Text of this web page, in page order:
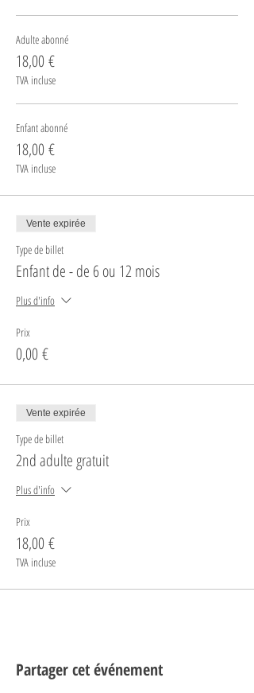
Adulte abonné
18,00 €
TVA incluse
Enfant abonné
18,00 €
TVA incluse
Vente expirée
Type de billet
Enfant de - de 6 ou 12 mois
Plus d'info
Prix
0,00 €
Vente expirée
Type de billet
2nd adulte gratuit
Plus d'info
Prix
18,00 €
TVA incluse
Partager cet événement